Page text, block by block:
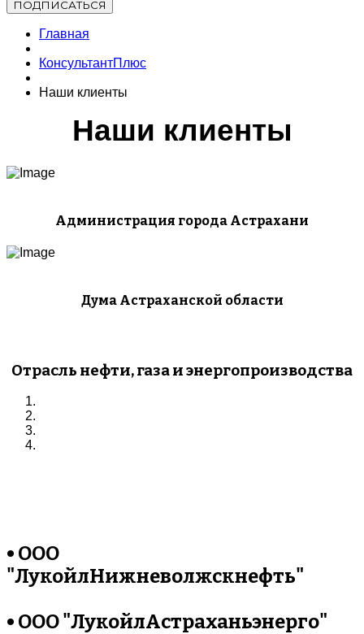
Главная
КонсультантПлюс
Наши клиенты
Наши клиенты
Администрация города Астрахани
Дума Астраханской области
Отрасль нефти, газа и энергопроизводства
• ООО
"ЛукойлНижневолжскнефть"
• ООО "ЛукойлАстраханьэнерго"